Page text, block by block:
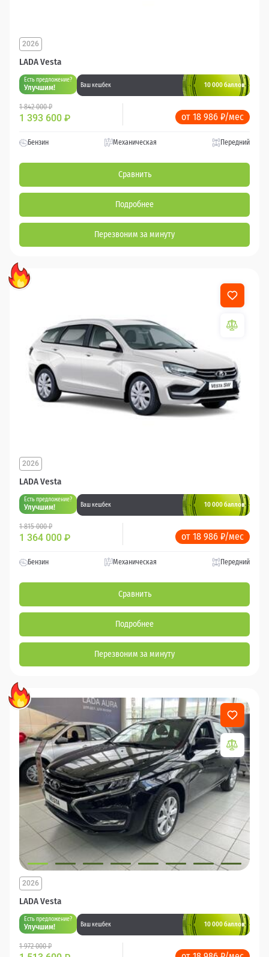
LADA Vesta
2026
Есть предложение?
Улучшим! Ваш кешбек 10 000 баллов
1 842 000 ₽
1 393 600 ₽ от 18 986 ₽/мес
Бензин Механическая Передний
Сравнить
Подробнее
Перезвоним за минуту
LADA Vesta
2026
Есть предложение?
Улучшим! Ваш кешбек 10 000 баллов
1 815 000 ₽
1 364 000 ₽ от 18 986 ₽/мес
Бензин Механическая Передний
Сравнить
Подробнее
Перезвоним за минуту
LADA Vesta
2026
Есть предложение?
Улучшим! Ваш кешбек 10 000 баллов
1 972 000 ₽